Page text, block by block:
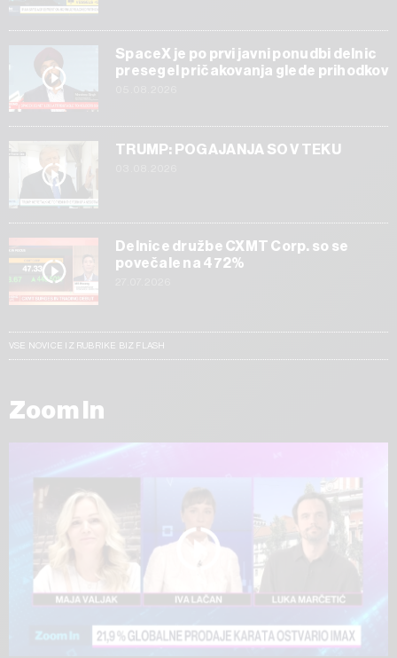
SpaceX je po prvi javni ponudbi delnic
presegel pričakovanja glede prihodkov
TRUMP: POGAJANJA SO V TEKU
Delnice družbe CXMT Corp. so se
povečale na 472%
VSE NOVICE IZ RUBRIKE BIZ FLASH
Zoom In